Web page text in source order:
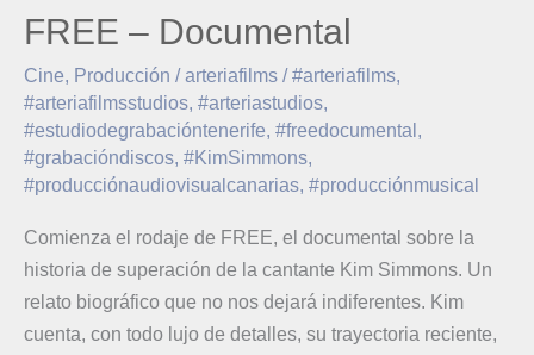
FREE – Documental
Cine, Producción /arteriafilms /#arteriafilms,
#arteriafilmsstudios, #arteriastudios,
#estudiodegrabacióntenerife, #freedocumental ,
#grabacióndiscos, #KimSimmons,
#producciónaudiovisualcanarias, #producciónmusical
Comienza el rodaje de FREE, el documental sobre la
historia de superación de la cantante Kim Simmons. Un
relato biográfico que no nos dejará indiferentes. Kim
cuenta, con todo lujo de detalles, su trayectoria reciente,